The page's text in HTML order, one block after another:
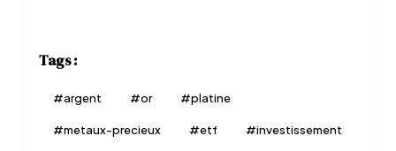
Tags :
#argent #or #platine
#metaux-precieux #etf #investissement